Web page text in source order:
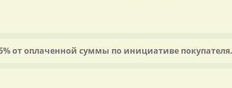
от оплаченной суммы по инициативе